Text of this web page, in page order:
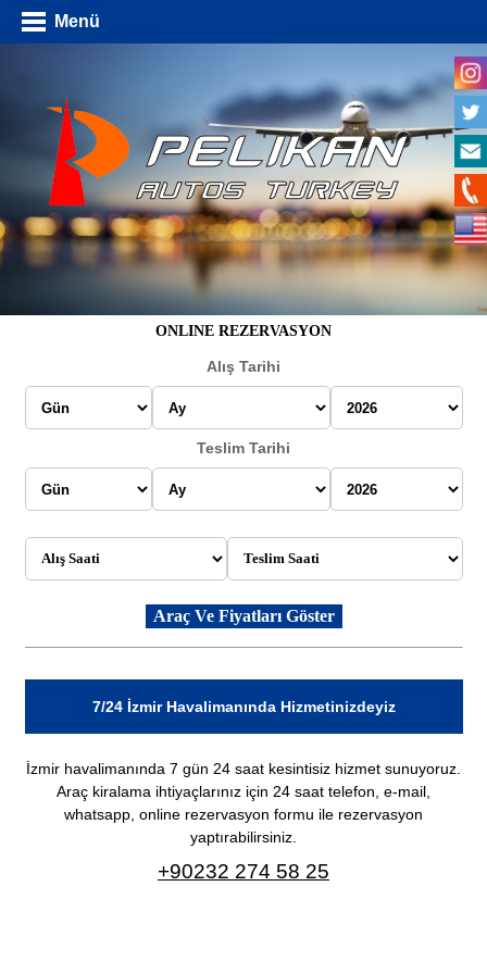
Menü
ONLINE REZERVASYON
Alış Tarihi
Teslim Tarihi
7/24 İzmir Havalimanında Hizmetinizdeyiz
İzmir havalimanında 7 gün 24 saat kesintisiz hizmet sunuyoruz.
Araç kiralama ihtiyaçlarınız için 24 saat telefon, e-mail,
whatsapp, online rezervasyon formu ile rezervasyon
yaptırabilirsiniz.
+90232 274 58 25